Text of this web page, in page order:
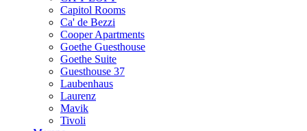
Capitol Rooms
Ca' de Bezzi
Cooper Apartments
Goethe Guesthouse
Goethe Suite
Guesthouse 37
Laubenhaus
Laurenz
Mavik
Tivoli